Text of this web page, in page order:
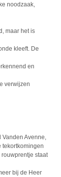
noodzaak,
maar het is
kleeft. De
en
verwijzen
Avenne,
tekortkomingen
staat
bij de Heer